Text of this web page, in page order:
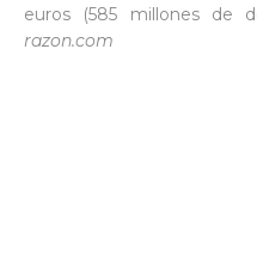
euros (585 millones de
razon.com